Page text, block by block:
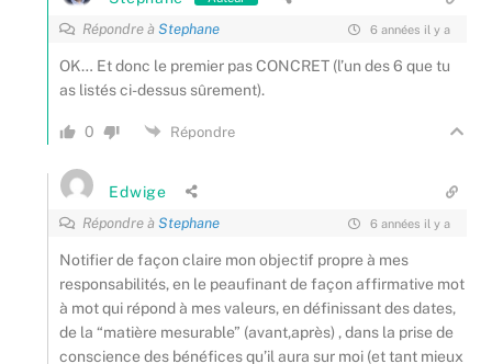
Répondre àStephane 6 années il y a
OK… Et donc le premier pas CONCRET (l’un des 6 que tu
as listés ci-dessus sûrement).
0 Répondre
Edwige
Répondre àStephane 6 années il y a
Notifier de façon claire mon objectif propre à mes
responsabilités, en le peaufinant de façon affirmative mot
à mot qui répond à mes valeurs, en définissant des dates,
de la “matière mesurable” (avant,après) , dans la prise de
conscience des bénéfices qu’il aura sur moi (et tant mieux